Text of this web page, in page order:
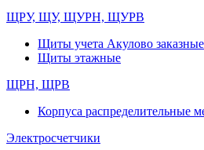
ЩРУ, ЩУ, ЩУРН, ЩУРВ
Щиты учета Акулово заказные
Щиты этажные
ЩРН, ЩРВ
Корпуса распределительные
Электросчетчики